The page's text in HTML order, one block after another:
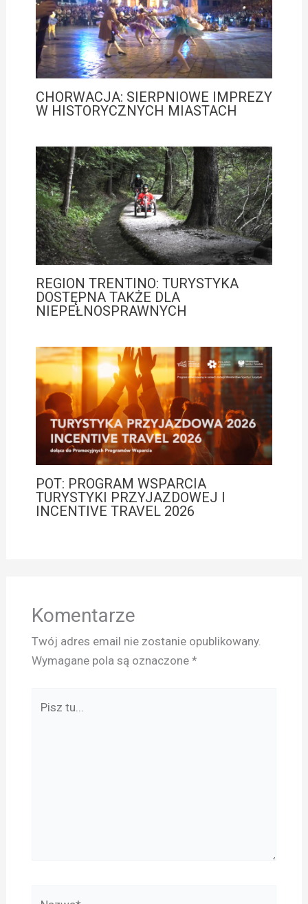
CHORWACJA: SIERPNIOWE IMPREZY
W HISTORYCZNYCH MIASTACH
REGION TRENTINO: TURYSTYKA
DOSTĘPNA TAKŻE DLA
NIEPEŁNOSPRAWNYCH
POT: PROGRAM WSPARCIA
TURYSTYKI PRZYJAZDOWEJ I
INCENTIVE TRAVEL 2026
Komentarze
Twój adres email nie zostanie opublikowany.
Wymagane pola są oznaczone *
tu...